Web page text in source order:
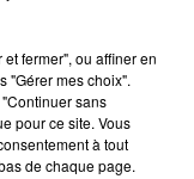
RUE ROGER
fermer", ou affiner en
"Gérer mes choix".
sans
pour ce site. Vous
à tout
de chaque page.